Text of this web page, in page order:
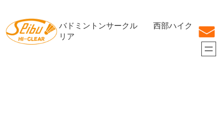
を
ス
バドミントンサークル 西部ハイク
リア